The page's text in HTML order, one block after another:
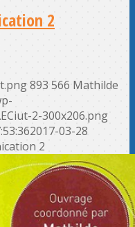
2
893 566 Mathilde
2-300x206.png
2017-03-28
2